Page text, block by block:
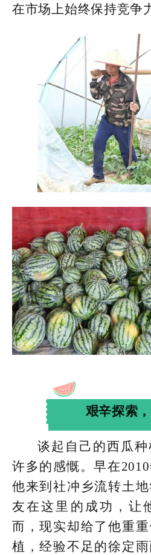
在市场上始终保持竞争
艰辛探索
谈起自己的西瓜
许多的感慨。早在
他来到社冲乡流转土
友在这里的成功，让
而，现实却给了他重
植，经验不足的徐定